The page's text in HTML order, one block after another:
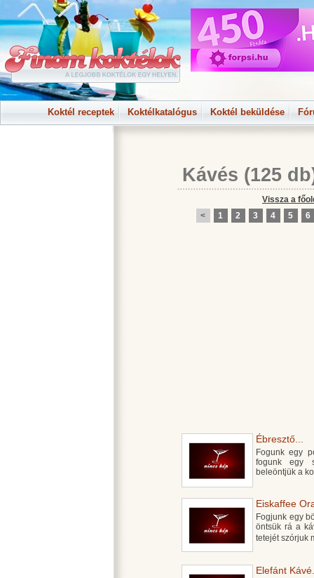
Koktél receptek Koktélkatalógus Koktél beküldése
Kávés (125
Vissza a
<
1 2 3 4 5 6
Ébresztő...
Fogunk egy
fogunk egy
beleöntjük a
Eiskaffee
Fogjunk egy
öntsük rá a
tetejét szórjuk
Elefánt